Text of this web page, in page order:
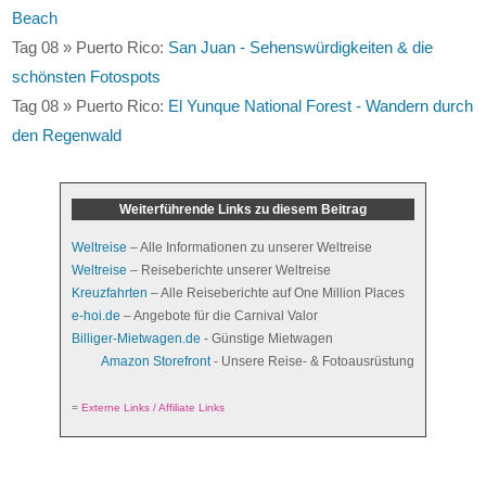
Beach
Tag 08 » Puerto Rico: San Juan - Sehenswürdigkeiten & die
schönsten Fotospots
Tag 08 » Puerto Rico: El Yunque National Forest - Wandern durch
den Regenwald
Weiterführende Links zu diesem Beitrag
Weltreise – Alle Informationen zu unserer Weltreise
Weltreise – Reiseberichte unserer Weltreise
Kreuzfahrten – Alle Reiseberichte auf One Million Places
e-hoi.de – Angebote für die Carnival Valor
Billiger-Mietwagen.de - Günstige Mietwagen
Amazon Storefront- Unsere Reise- & Fotoausrüstung
= Externe Links / Affiliate Links